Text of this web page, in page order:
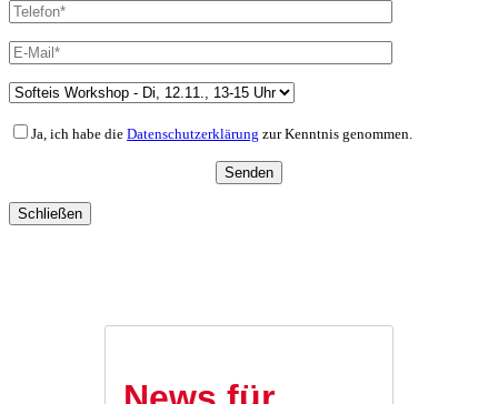
Ja, ich habe die Datenschutzerklärung zur Kenntnis genommen.
Schließen